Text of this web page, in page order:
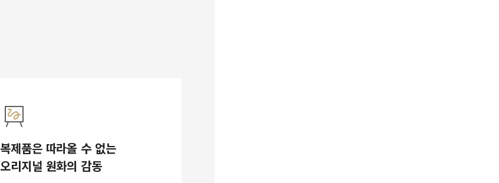
복제품은 따라올 수 없는
오리지널 원화의 감동